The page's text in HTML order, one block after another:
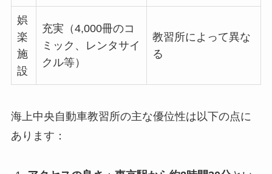
娯
楽
施
設
充実（4,000冊のコ
ミック、レンタサイ
クル等）
教習所によって異な
る
海上中央自動車教習所の主な優位性は以下の点に
あります：